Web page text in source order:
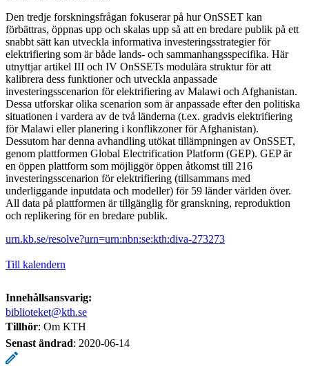
Den tredje forskningsfrågan fokuserar på hur OnSSET kan
förbättras, öppnas upp och skalas upp så att en bredare publik på ett
snabbt sätt kan utveckla informativa investeringsstrategier för
elektrifiering som är både lands- och sammanhangsspecifika. Här
utnyttjar artikel III och IV OnSSETs modulära struktur för att
kalibrera dess funktioner och utveckla anpassade
investeringsscenarion för elektrifiering av Malawi och Afghanistan.
Dessa utforskar olika scenarion som är anpassade efter den politiska
situationen i vardera av de två länderna (t.ex. gradvis elektrifiering
för Malawi eller planering i konflikzoner för Afghanistan).
Dessutom har denna avhandling utökat tillämpningen av OnSSET,
genom plattformen Global Electrification Platform (GEP). GEP är
en öppen plattform som möjliggör öppen åtkomst till 216
investeringsscenarion för elektrifiering (tillsammans med
underliggande inputdata och modeller) för 59 länder världen över.
All data på plattformen är tillgänglig för granskning, reproduktion
och replikering för en bredare publik.​
urn.kb.se/resolve?urn=urn:nbn:se:kth:diva-273273
Till kalendern
Innehållsansvarig:
biblioteket@kth.se
Tillhör: Om KTH
Senast ändrad: 2020-06-14